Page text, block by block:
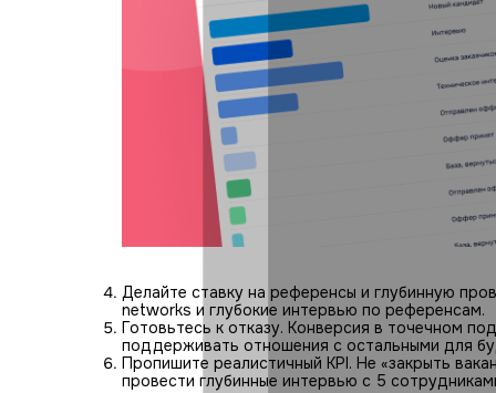
Делайте ставку на референсы и глубинную
networks и глубокие интервью по референсам.
Готовьтесь к отказу. Конверсия в точечном
поддерживать отношения с остальными для
Пропишите реалистичный KPI. Не «закрыть
провести глубинные интервью с 5